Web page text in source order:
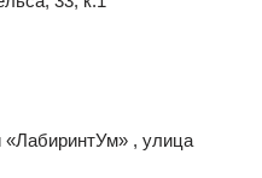
, улица